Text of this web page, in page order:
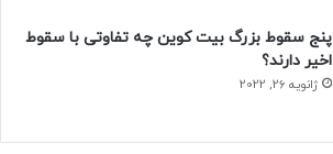
پنج سقوط بزرگ بیت کوین چه تفاوتی با سقوط
اخیر دارند؟
ژانویه 26, 2022